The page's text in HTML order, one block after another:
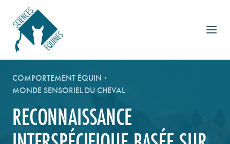
contenu
COMPORTEMENT ÉQUIN ·
MONDE SENSORIEL DU CHEVAL
RECONNAISSANCE